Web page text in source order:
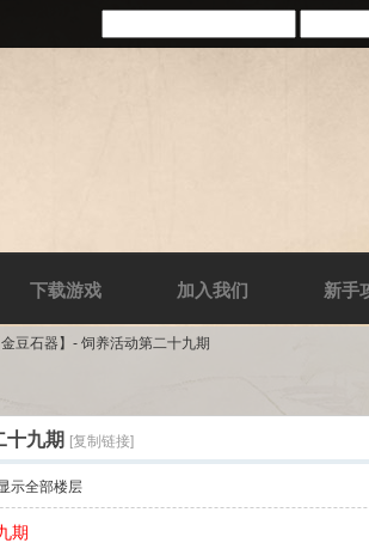
下载游戏 加入我们 新手
金豆石器】- 饲养活动第二十九期
十九期 [复制链接]
示全部楼层
期